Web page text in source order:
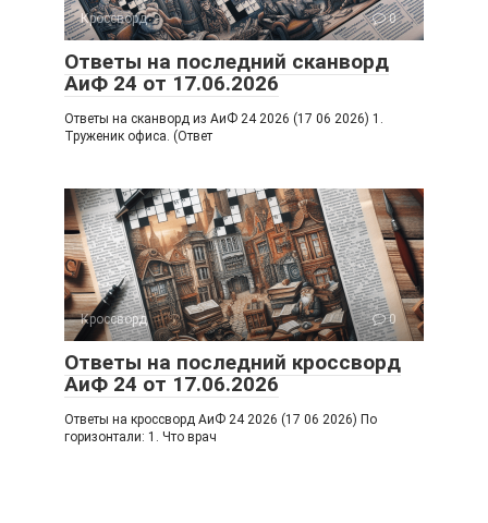
Кроссворд 0
Ответы на последний сканворд
АиФ 24 от 17.06.2026
Ответы на сканворд из АиФ 24 2026 (17 06 2026) 1.
Труженик офиса. (Ответ
Кроссворд 0
Ответы на последний кроссворд
АиФ 24 от 17.06.2026
Ответы на кроссворд АиФ 24 2026 (17 06 2026) По
горизонтали: 1. Что врач